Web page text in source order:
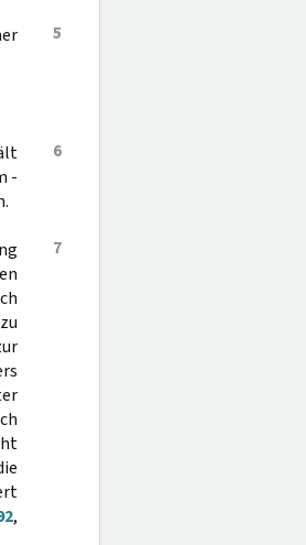
5
6
-
7
,